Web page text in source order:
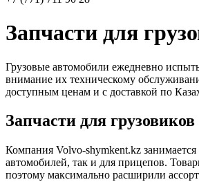
Запчасти для
Грузовые автомобили ежедневно
внимание их техническому
доступным ценам и с доставкой по
Запчасти для
Компания Volvo-shymkent.kz
автомобилей, так и для прицепов.
поэтому максимально расширили